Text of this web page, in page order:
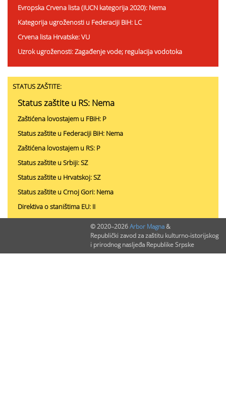
Evropska Crvena lista (IUCN kategorija 2020): Nema
Kategorija ugroženosti u Federaciji BiH: LC
Crvena lista Hrvatske: VU
Uzrok ugroženosti: Zagađenje vode; regulacija vodotoka
STATUS ZAŠTITE:
Status zaštite u RS: Nema
Zaštićena lovostajem u FBiH: P
Status zaštite u Federaciji BiH: Nema
Zaštićena lovostajem u RS: P
Status zaštite u Srbiji: SZ
Status zaštite u Hrvatskoj: SZ
Status zaštite u Crnoj Gori: Nema
Direktiva o staništima EU: II
Bernska konvencija: III
© 2020–2026Arbor Magna&
Republički zavod za zaštitu kulturno-istorijskog
i prirodnog nasljeđa Republike Srpske